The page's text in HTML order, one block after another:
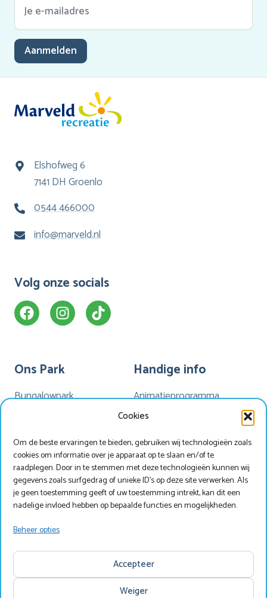
Cookies
Om de beste ervaringen te bieden, gebruiken wij technologieën zoals
cookies om informatie over je apparaat op te slaan en/of te
raadplegen. Door in te stemmen met deze technologieën kunnen wij
gegevens zoals surfgedrag of unieke ID's op deze site verwerken. Als
je geen toestemming geeft of uw toestemming intrekt, kan dit een
nadelige invloed hebben op bepaalde functies en mogelijkheden.
Beheer opties
Accepteer
Weiger
Aanmelden
Elshofweg 6
7141 DH Groenlo
0544 466000
info@marveld.nl
Volg onze socials
Ons Park
Bungalowpark
Faciliteiten
Plattegrond
Handige info
Animatieprogramma
Mijn Marveld
Nieuwsbrieven
Nieuws
Zoek & Boek Werken bij Marveld?
Copyright © Marveld Recreatie
Website, ontwerp & techniek door
DisclaimerPrivacy